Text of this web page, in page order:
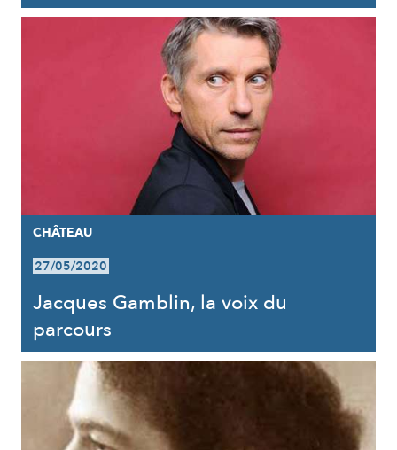
CHÂTEAU
27/05/2020
Jacques Gamblin, la voix du
parcours